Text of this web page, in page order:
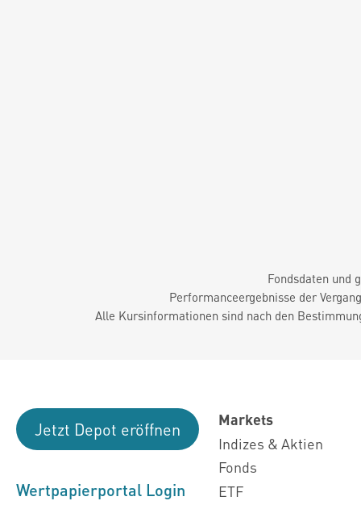
Fondsdaten und
Performanceergebnisse der
Alle Kursinformationen sind nach den
Jetzt Depot eröffnen
Wertpapierportal Login
Markets
Indizes & Aktien
Fonds
ETF